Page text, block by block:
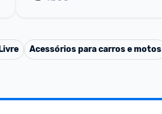
Acessórios para carros e motos